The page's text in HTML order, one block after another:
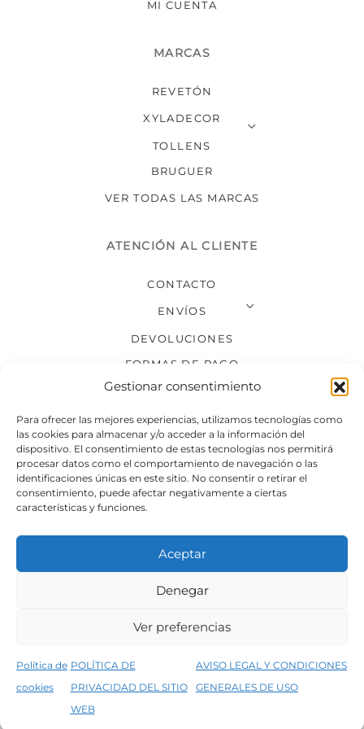
Gestionar consentimiento
Para ofrecer las mejores experiencias, utilizamos tecnologías como
las cookies para almacenar y/o acceder a la información del
dispositivo. El consentimiento de estas tecnologías nos permitirá
procesar datos como el comportamiento de navegación o las
identificaciones únicas en este sitio. No consentir o retirar el
consentimiento, puede afectar negativamente a ciertas
características y funciones.
Aceptar
Denegar
Ver preferencias
Política de
cookies
POLÍTICA DE
PRIVACIDAD DEL SITIO
WEB
AVISO LEGAL Y CONDICIONES
GENERALES DE USO
5% de descuento en tu primera compra, utiliza el código PRIMERACOMPRA
MI CUENTA
MARCAS
REVETÓN
XYLADECOR
TOLLENS
BRUGUER
VER TODAS LAS MARCAS
ATENCIÓN AL CLIENTE
CONTACTO
ENVÍOS
DEVOLUCIONES
FORMAS DE PAGO
SÍGUENOS
Condiciones generales de venta
Política de privacidad del sitio web
©2026 Decopintur- todos los derechos